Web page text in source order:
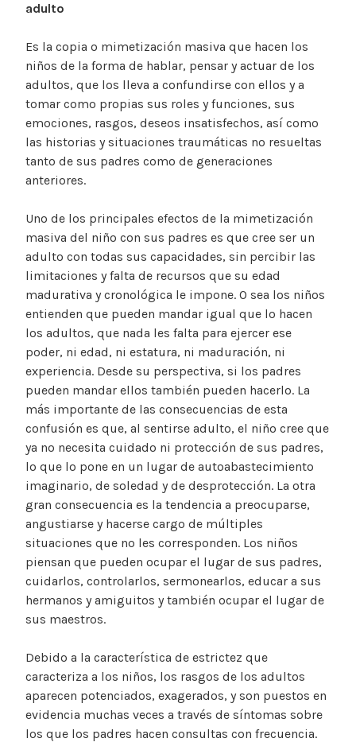
adulto
Es la copia o mimetización masiva que hacen los
niños de la forma de hablar, pensar y actuar de los
adultos, que los lleva a confundirse con ellos y a
tomar como propias sus roles y funciones, sus
emociones, rasgos, deseos insatisfechos, así como
las historias y situaciones traumáticas no resueltas
tanto de sus padres como de generaciones
anteriores.
Uno de los principales efectos de la mimetización
masiva del niño con sus padres es que cree ser un
adulto con todas sus capacidades, sin percibir las
limitaciones y falta de recursos que su edad
madurativa y cronológica le impone. O sea los niños
entienden que pueden mandar igual que lo hacen
los adultos, que nada les falta para ejercer ese
poder, ni edad, ni estatura, ni maduración, ni
experiencia. Desde su perspectiva, si los padres
pueden mandar ellos también pueden hacerlo. La
más importante de las consecuencias de esta
confusión es que, al sentirse adulto, el niño cree que
ya no necesita cuidado ni protección de sus padres,
lo que lo pone en un lugar de autoabastecimiento
imaginario, de soledad y de desprotección. La otra
gran consecuencia es la tendencia a preocuparse,
angustiarse y hacerse cargo de múltiples
situaciones que no les corresponden. Los niños
piensan que pueden ocupar el lugar de sus padres,
cuidarlos, controlarlos, sermonearlos, educar a sus
hermanos y amiguitos y también ocupar el lugar de
sus maestros.
Debido a la característica de estrictez que
caracteriza a los niños, los rasgos de los adultos
aparecen potenciados, exagerados, y son puestos en
evidencia muchas veces a través de síntomas sobre
los que los padres hacen consultas con frecuencia.